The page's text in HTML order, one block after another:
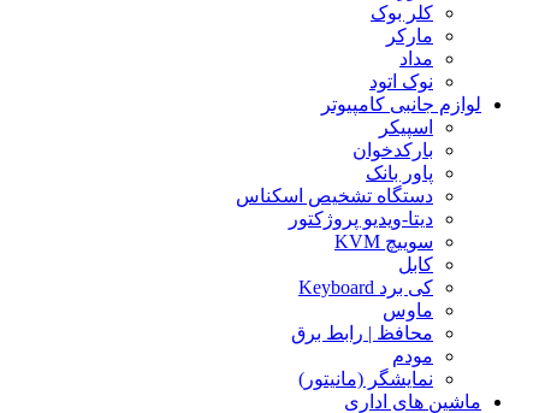
کلر بوک
مارکر
مداد
نوک اتود
لوازم جانبی کامپیوتر
اسپیکر
بارکدخوان
پاور بانک
دستگاه تشخیص اسکناس
دیتا-ویدیو پروژکتور
سوییچ KVM
کابل
کی برد Keyboard
ماوس
محافظ | رابط برق
مودم
نمایشگر (مانیتور)
ماشین های اداری